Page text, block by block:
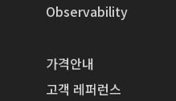
Observability
가격안내
고객 레퍼런스